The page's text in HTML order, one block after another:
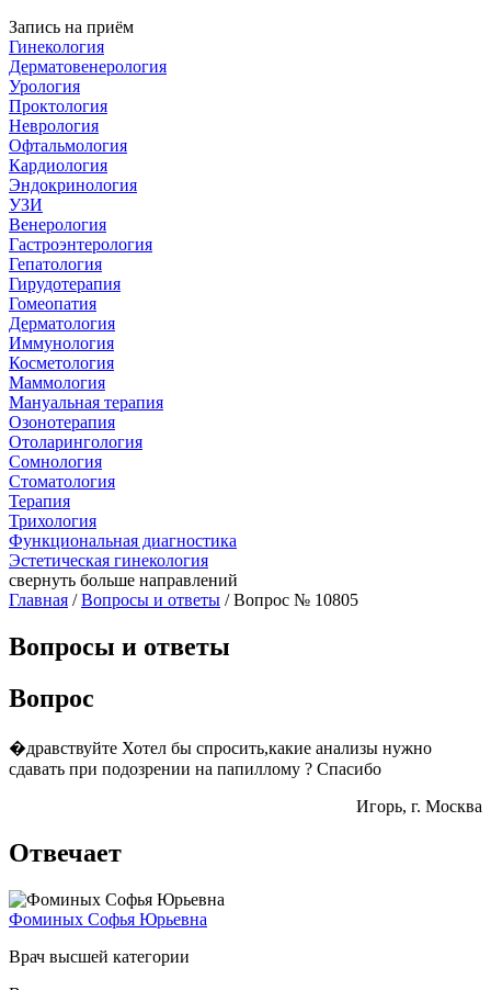
Запись на приём
Гинекология
Дерматовенерология
Урология
Проктология
Неврология
Офтальмология
Кардиология
Эндокринология
УЗИ
Венерология
Гастроэнтерология
Гепатология
Гирудотерапия
Гомеопатия
Дерматология
Иммунология
Косметология
Маммология
Мануальная терапия
Озонотерапия
Отоларингология
Сомнология
Стоматология
Терапия
Трихология
Функциональная диагностика
Эстетическая гинекология
свернуть больше направлений
Главная /Вопросы и ответы / Вопрос № 10805
Вопросы и ответы
Вопрос
�дравствуйте Хотел бы спросить,какие анализы нужно
сдавать при подозрении на папиллому ? Спасибо
Игорь, г. Москва
Отвечает
Фоминых Софья Юрьевна
Врач высшей категории